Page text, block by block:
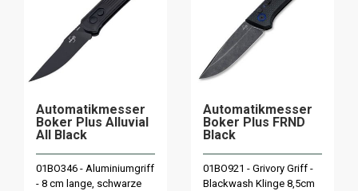
Automatikmesser
Boker Plus Alluvial
All Black
01BO346 - Aluminiumgriff
- 8 cm lange, schwarze
Automatikmesser
Boker Plus FRND
Black
01BO921 - Grivory Griff -
Blackwash Klinge 8,5cm